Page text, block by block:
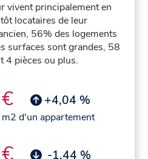
vivent principalement en
locataires de leur
56% des logements
surfaces sont grandes, 58
4 pièces ou plus.
+4,04 %
d'un appartement
-1,44 %